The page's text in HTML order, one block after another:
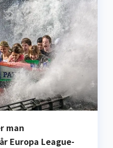
man
Europa League-